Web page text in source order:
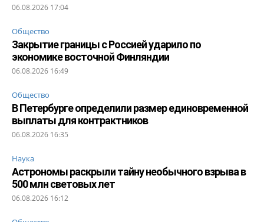
06.08.2026 17:04
Общество
Закрытие границы с Россией ударило по
экономике восточной Финляндии
06.08.2026 16:49
Общество
В Петербурге определили размер единовременной
выплаты для контрактников
06.08.2026 16:35
Наука
Астрономы раскрыли тайну необычного взрыва в
500 млн световых лет
06.08.2026 16:12